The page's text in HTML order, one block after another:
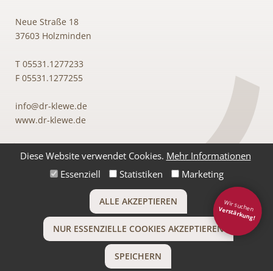
Neue Straße 18
37603 Holzminden
T 05531.1277233
F 05531.1277255
info@dr-klewe.de
www.dr-klewe.de
Impressum Datenschutz
05531.1277233
Diese Website verwendet Cookies. Mehr Informationen
Essenziell
Statistiken Marketing
ALLE AKZEPTIEREN
NUR ESSENZIELLE COOKIES AKZEPTIEREN
SPEICHERN
Wir suchen
Verstärkung!